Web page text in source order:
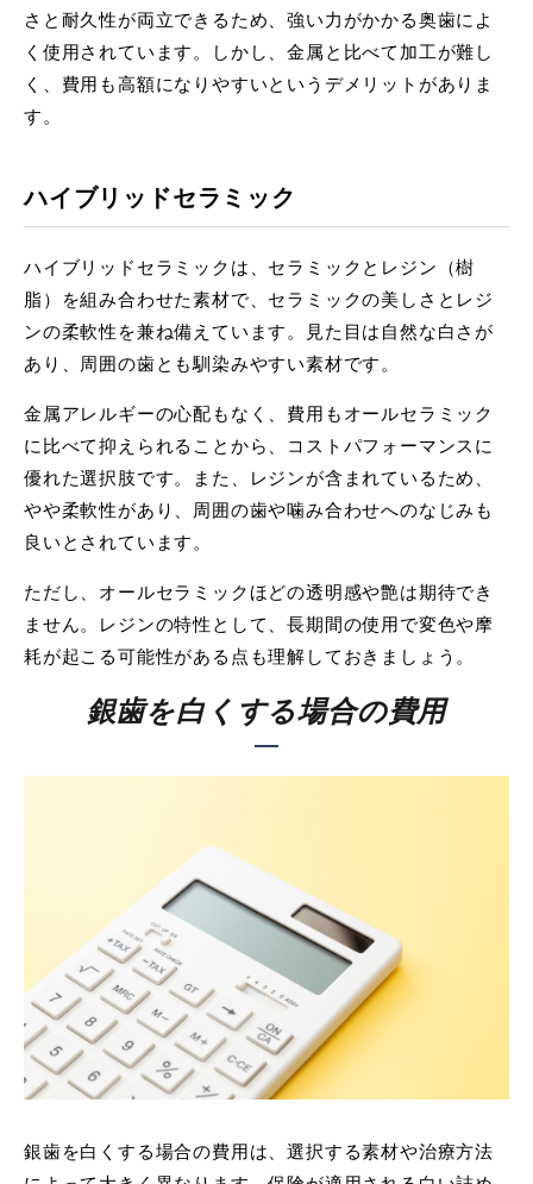
さと耐久性が両立できるため、強い力がかかる奥歯によ
く使用されています。しかし、金属と比べて加工が難し
く、費用も高額になりやすいというデメリットがありま
す。
ハイブリッドセラミック
ハイブリッドセラミックは、セラミックとレジン（樹
脂）を組み合わせた素材で、セラミックの美しさとレジ
ンの柔軟性を兼ね備えています。見た目は自然な白さが
あり、周囲の歯とも馴染みやすい素材です。
金属アレルギーの心配もなく、費用もオールセラミック
に比べて抑えられることから、コストパフォーマンスに
優れた選択肢です。また、レジンが含まれているため、
やや柔軟性があり、周囲の歯や噛み合わせへのなじみも
良いとされています。
ただし、オールセラミックほどの透明感や艶は期待でき
ません。レジンの特性として、長期間の使用で変色や摩
耗が起こる可能性がある点も理解しておきましょう。
銀歯を白くする場合の費用
銀歯を白くする場合の費用は、選択する素材や治療方法